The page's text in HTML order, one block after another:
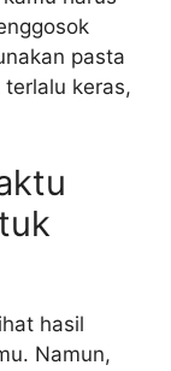
pasta
keras,
hasil
Namun,